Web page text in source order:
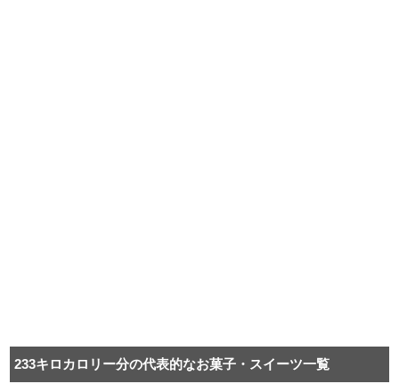
233キロカロリー分の代表的なお菓子・スイーツ一覧